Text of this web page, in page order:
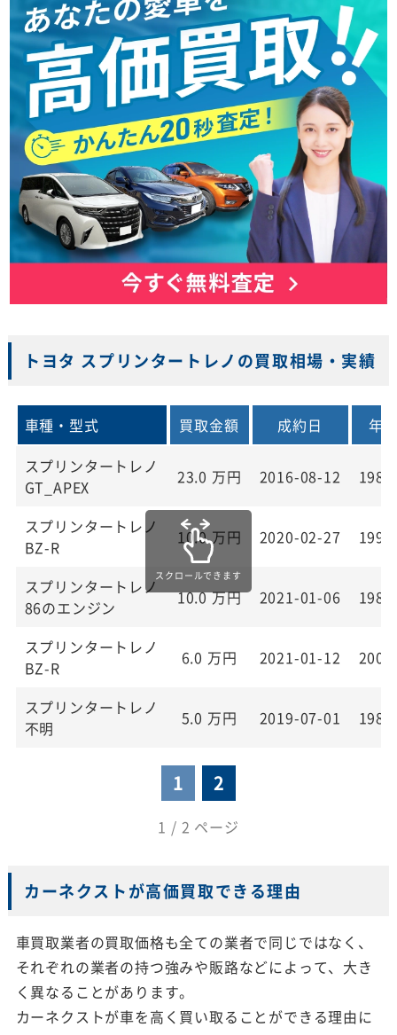
トヨタ スプリンタートレノの買取相場・実績
車種・型式 買取金額 成約日
年
スプリンタートレノ
GT_APEX
23.0 万円 2016-08-12 1985
スプリンタートレノ
BZ-R
10.0万円 2020-02-27 1999
スプリンタートレノ
86のエンジン
10.0万円 2021-01-06 1985
スプリンタートレノ
BZ-R
6.0 万円 2021-01-12 2000
スプリンタートレノ
不明
5.0 万円 2019-07-01 1986
1 2
1 / 2 ページ
カーネクストが高価買取できる理由
車買取業者の買取価格も全ての業者で同じではなく、
それぞれの業者の持つ強みや販路などによって、大き
く異なることがあります。
カーネクストが車を高く買い取ることができる理由に